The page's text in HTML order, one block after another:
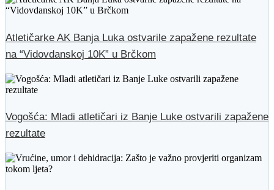
Atletičarke AK Banja Luka ostvarile zapažene rezultate
na “Vidovdanskoj 10K” u Brčkom
Vogošća: Mladi atletičari iz Banje Luke ostvarili zapažene
rezultate